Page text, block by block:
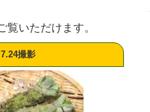
いただけます。
撮影